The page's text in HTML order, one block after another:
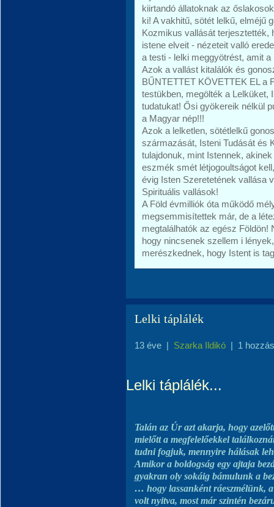
kiirtandó állatoknak az
ki! A vakhitű, sötét lelkű, elméjű
Kozmikus vallását terjesztették,
istene elveit - nézeteit valló
a testi - lelki meggyötrést, amit
Azok a vallást kitalálók és
BŰNTETTET KÖVETTEK EL a
testükben, megölték a Lelküket,
tudatukat! Ősi gyökereik nélkül
a Magyar nép!!!
Azok a lelketlen, sötétlelkű
származását, Isteni Tudását és
tulajdonuk, mint Istennek,
eszmék smét létjogoultságot
évig Isten Szeretetének vallása
Spirituális vallások!
A Föld évmilliók óta működő
megsemmisítettek már, de a
megtalálhatók az egész Földön!
hogy nincsenek szellem i
merészkednek, hogy Istent is
Lelki táplálék
13 éve | Szarka Ildikó | 1
Lelki táplálék...
Talán az Úr azt akarja, hogy
mielőtt a megfelelőekkel
tudni fogjuk, mennyire hálásak
Amikor a boldogság egy ajtaja
gyakran oly sokáig bámulunk a
… hogy lassanként ráeszmélünk,
volt nyitva, most már szintén